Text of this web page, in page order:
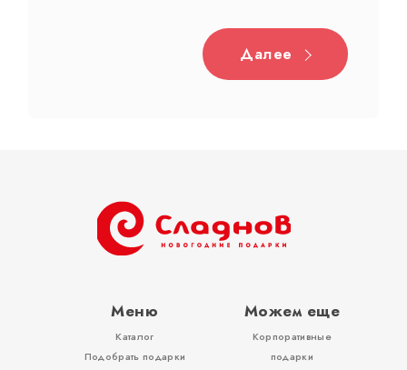
Жестяная
Тубы
Вложения, игры
Далее
Меню
Каталог
Подобрать подарки
Можем еще
Корпоративные
подарки